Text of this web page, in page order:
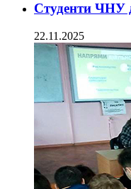
Студенти ЧНУ
22.11.2025